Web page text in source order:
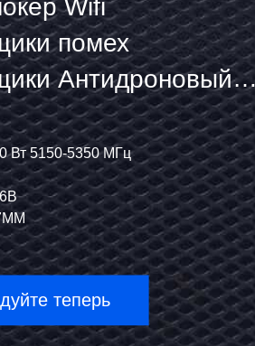
Wifi
помех
Антидроновый
5150MHz-
Вт 5150-5350 МГц
теперь